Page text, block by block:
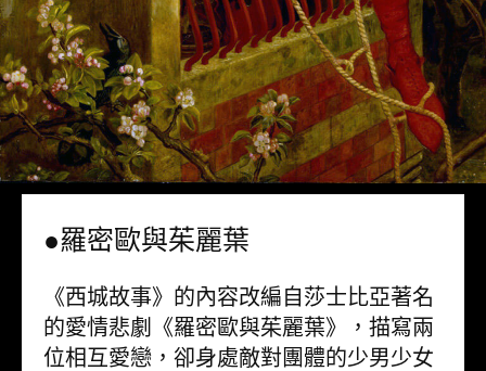
●羅密歐與茱麗葉
《西城故事》的內容改編自莎士比亞著名
的愛情悲劇《羅密歐與茱麗葉》，描寫兩
位相互愛戀，卻身處敵對團體的少男少女